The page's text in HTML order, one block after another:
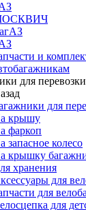
и
для
для
крышу
фаркоп
запасное колесо
крышку
хранения
для
для
для